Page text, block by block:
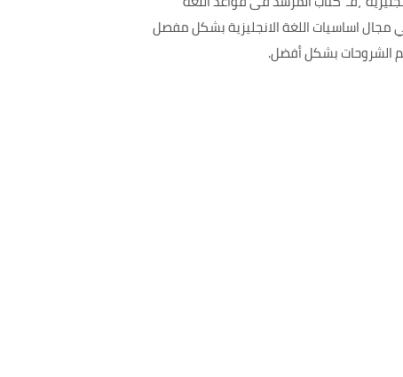
اساسيات اللغة الانجليزية بشكل مفصل
الشروحات بشكل أفضل.